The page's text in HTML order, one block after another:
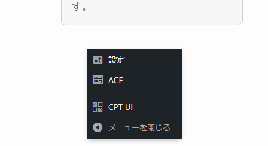
す。